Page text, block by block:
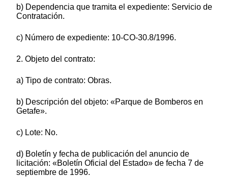
b) Dependencia que tramita el expediente: Servicio de
Contratación.
c) Número de expediente: 10-CO-30.8/1996.
2. Objeto del contrato:
a) Tipo de contrato: Obras.
b) Descripción del objeto: «Parque de Bomberos en
Getafe».
c) Lote: No.
d) Boletín y fecha de publicación del anuncio de
licitación: «Boletín Oficial del Estado» de fecha 7 de
septiembre de 1996.